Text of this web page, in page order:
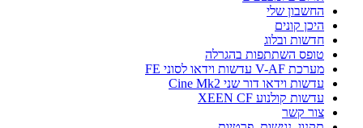
החשבון שלי
היכן קונים
חדשות ובלוג
טופס השתתפות בהגרלה
מערכת V-AF עדשות וידאו לסוני FE
עדשות וידאו דור שני Cine Mk2
עדשות קולנוע XEEN CF
צור קשר